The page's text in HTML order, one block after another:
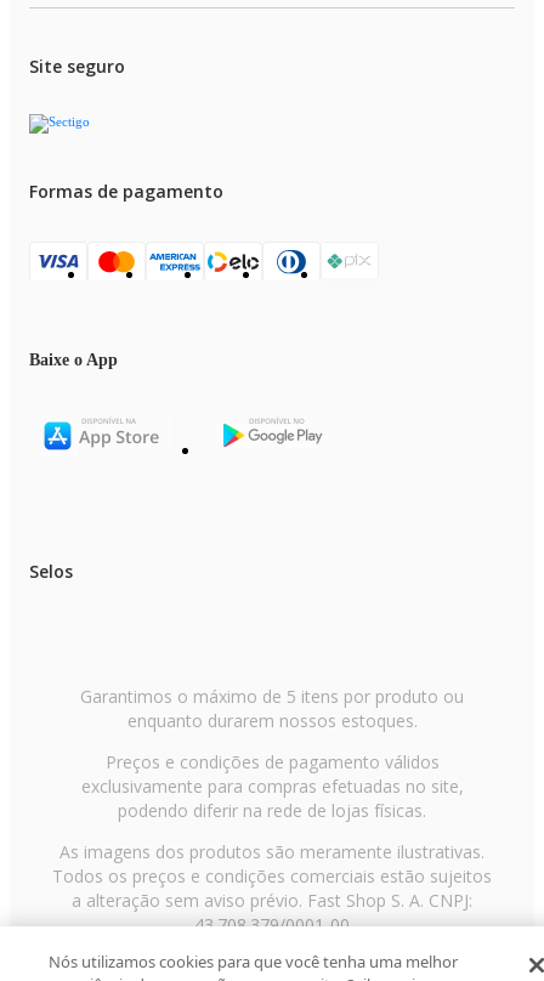
Site seguro
Formas de pagamento
Baixe o App
Selos
Garantimos o máximo de 5 itens por produto ou
enquanto durarem nossos estoques.
Preços e condições de pagamento válidos
exclusivamente para compras efetuadas no site,
podendo diferir na rede de lojas físicas.
As imagens dos produtos são meramente ilustrativas.
Todos os preços e condições comerciais estão sujeitos
a alteração sem aviso prévio. Fast Shop S. A. CNPJ:
43.708.379/0001-00
Avenida Zaki Narchi, nº 1650, sobreloja, Carandiru, São
Nós utilizamos cookies para que você tenha uma melhor